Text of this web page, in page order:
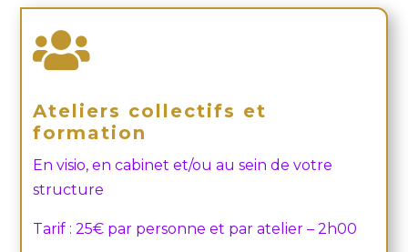

Ateliers collectifs et
formation
En visio, en cabinet et/ou au sein de votre
structure
Tarif : 25€ par personne et par atelier – 2h00